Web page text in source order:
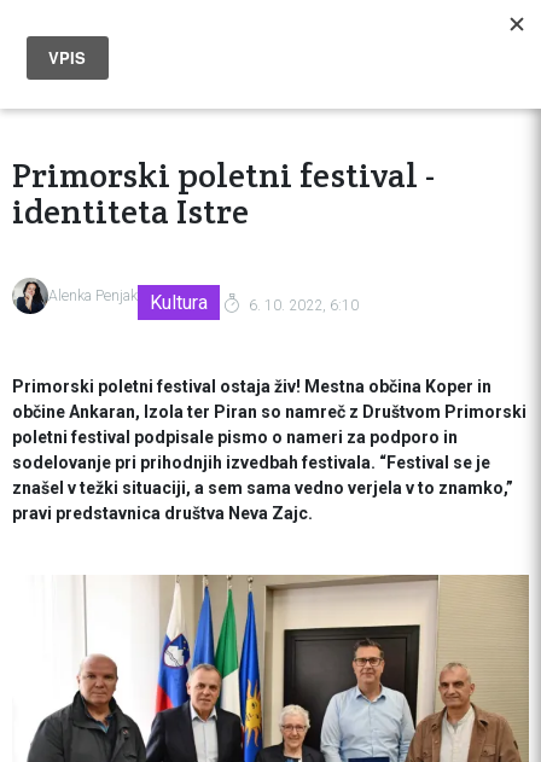
Primorski poletni festival -
identiteta Istre
Alenka Penjak Kultura 6. 10. 2022, 6:10
Primorski poletni festival ostaja živ! Mestna občina Koper in
občine Ankaran, Izola ter Piran so namreč z Društvom Primorski
poletni festival podpisale pismo o nameri za podporo in
sodelovanje pri prihodnjih izvedbah festivala. “Festival se je
znašel v težki situaciji, a sem sama vedno verjela v to znamko,”
pravi predstavnica društva Neva Zajc.